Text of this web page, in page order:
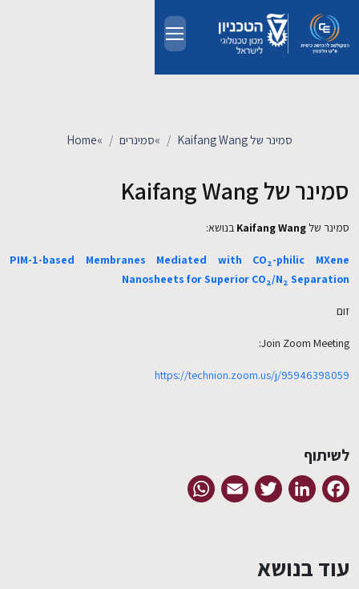
מחקר
חדשות ואירועים
קשרי תעשייה
Home» סמינרים» סמינר של Kaifang Wang
סמינר של Kaifang Wang
סמינר של Kaifang Wang בנושא:
PIM-1-based Membranes Mediated with CO2 -philic MXene
Nanosheets for Superior CO2/N2 Separation
זום
Join Zoom Meeting:
https://technion.zoom.us/j/95946398059
לשיתוף
Facebook
LinkedIn
Twitter
Email
עוד בנושא